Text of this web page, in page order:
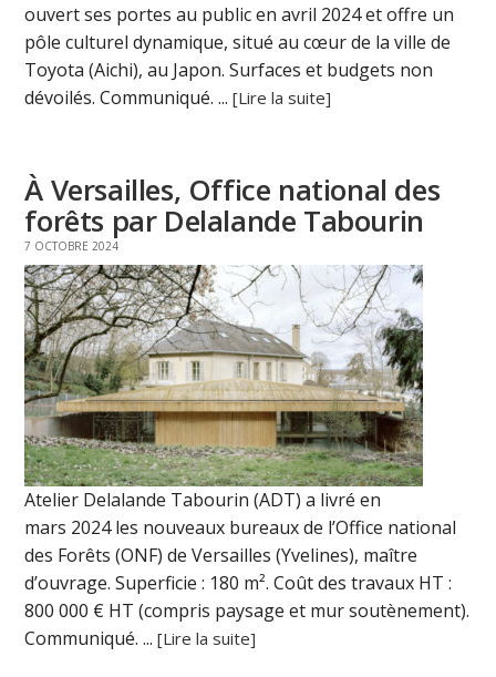
ouvert ses portes au public en avril 2024 et offre un
pôle culturel dynamique, situé au cœur de la ville de
Toyota (Aichi), au Japon. Surfaces et budgets non
dévoilés. Communiqué. ...[Lire la suite]
À Versailles, Office national des
forêts par Delalande Tabourin
7 OCTOBRE 2024
Atelier Delalande Tabourin (ADT) a livré en
mars 2024 les nouveaux bureaux de l’Office national
des Forêts (ONF) de Versailles (Yvelines), maître
d’ouvrage. Superficie : 180 m². Coût des travaux HT :
800 000 € HT (compris paysage et mur soutènement).
Communiqué. ...[Lire la suite]